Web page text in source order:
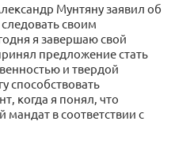
Мунтяну заявил об
своим
я завершаю свой
предложение стать
и твердой
способствовать
когда я понял, что
мандат в соответствии с